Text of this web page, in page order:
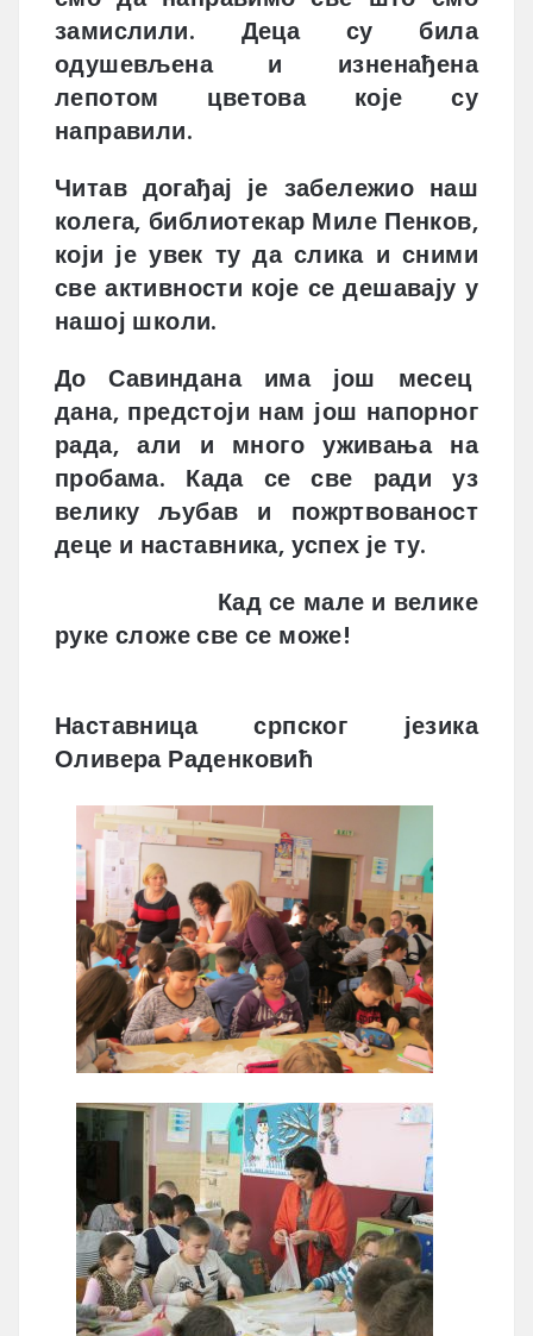
замислили. Деца су била
одушевљена и изненађена
лепотом цветова које су
направили.
Читав догађај је забележио наш
колега, библиотекар Миле Пенков,
који је увек ту да слика и сними
све активности које се дешавају у
нашој школи.
До Савиндана има још месец
дана, предстоји нам још напорног
рада, али и много уживања на
пробама. Када се све ради уз
велику љубав и пожртвованост
деце и наставника, успех је ту.
Кад се мале и велике
руке сложе све се може!
Наставница српског језика
Оливера Раденковић